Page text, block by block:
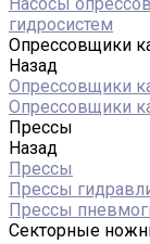
гидросистем
Опрессовщики
Назад
Опрессовщики
Опрессовщики
Прессы
Назад
Прессы
Прессы
Прессы
Секторные